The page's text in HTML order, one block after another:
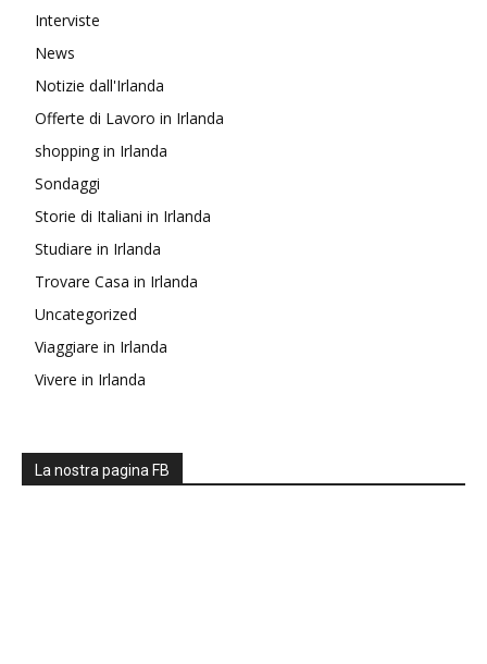
Interviste
News
Notizie dall'Irlanda
Offerte di Lavoro in Irlanda
shopping in Irlanda
Sondaggi
Storie di Italiani in Irlanda
Studiare in Irlanda
Trovare Casa in Irlanda
Uncategorized
Viaggiare in Irlanda
Vivere in Irlanda
La nostra pagina FB